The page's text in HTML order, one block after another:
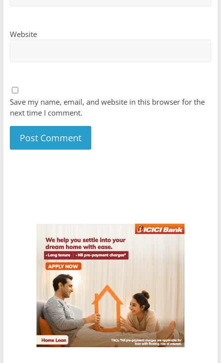
Website
Save my name, email, and website in this browser for the
next time I comment.